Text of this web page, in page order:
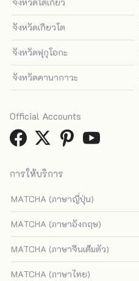
จังหวัดเกียวโต
จังหวัดฟุกุโอกะ
จังหวัดคานากาวะ
การให้บริการ
MATCHA (ภาษาญี่ปุ่น)
MATCHA (ภาษาอังกฤษ)
MATCHA (ภาษาจีนเต็มตัว)
MATCHA (ภาษาไทย)
Official Accounts